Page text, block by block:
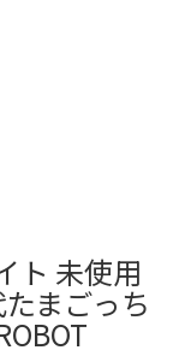
ト 未使用
まごっち